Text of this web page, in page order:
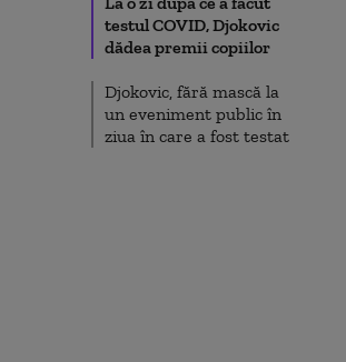
testul COVID, Djokovic
dădea premii copiilor
Djokovic, fără mască la
un eveniment public în
ziua în care a fost testat